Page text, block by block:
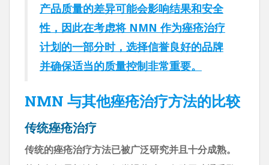
产品质量的差异可能会影响结果和安全
性，因此在考虑将 NMN 作为痤疮治疗
计划的一部分时，选择信誉良好的品牌
并确保适当的质量控制非常重要。
NMN 与其他痤疮治疗方法的比较
传统痤疮治疗
传统的痤疮治疗方法已被广泛研究并且十分成熟。